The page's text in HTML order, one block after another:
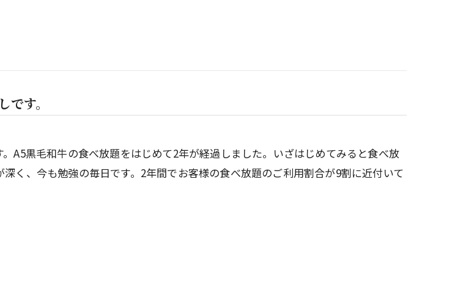
です。
。A5黒毛和牛の食べ放題をはじめて2年が経過しました。いざはじめてみると食べ放
深く、今も勉強の毎日です。2年間でお客様の食べ放題のご利用割合が9割に近付いて